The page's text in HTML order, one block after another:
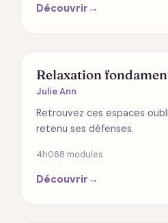
Découvrir →
SPIRITUALITÉ
Relaxation
Julie Ann
Retrouvez ces espaces
retenu ses défenses.
4h068 modules
Découvrir →